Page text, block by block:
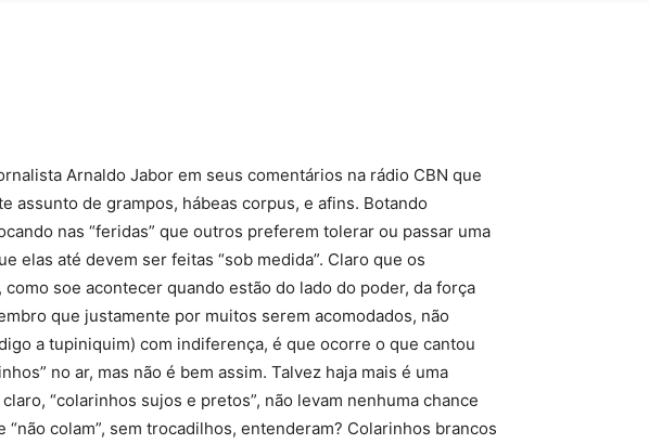
Arnaldo Jabor em seus comentários na rádio CBN que
assunto de grampos, hábeas corpus, e afins. Botando
nas “feridas” que outros preferem tolerar ou passar uma
elas até devem ser feitas “sob medida”. Claro que os
soe acontecer quando estão do lado do poder, da força
que justamente por muitos serem acomodados, não
a tupiniquim) com indiferença, é que ocorre o que cantou
no ar, mas não é bem assim. Talvez haja mais é uma
“colarinhos sujos e pretos”, não levam nenhuma chance
colam”, sem trocadilhos, entenderam? Colarinhos brancos